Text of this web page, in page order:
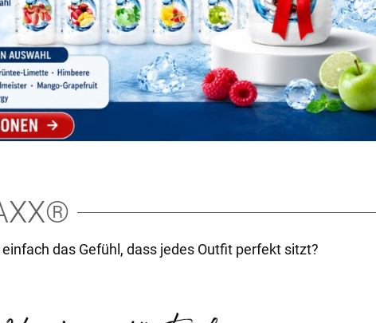
das Gefühl, dass jedes Outfit perfekt sitzt?